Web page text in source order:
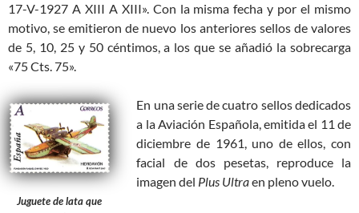
17-V-1927 A XIII A XIII». Con la misma fecha y por el mismo
motivo, se emitieron de nuevo los anteriores sellos de valores
de 5, 10, 25 y 50 céntimos, a los que se añadió la sobrecarga
«75 Cts. 75».
Juguete de lata que
En una serie de cuatro sellos dedicados
a la Aviación Española, emitida el 11 de
diciembre de 1961, uno de ellos, con
facial de dos pesetas, reproduce la
imagen del Plus Ultraen pleno vuelo.